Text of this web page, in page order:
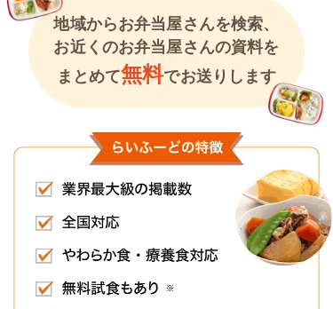
地域からお弁当屋さんを検索、
お近くのお弁当屋さんの資料を
まとめて無料でお送りします